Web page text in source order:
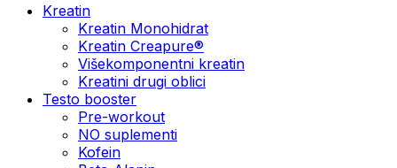
Kreatin
Kreatin Monohidrat
Kreatin Creapure®
Višekomponentni kreatin
Kreatini drugi oblici
Testo booster
Pre-workout
NO suplementi
Kofein